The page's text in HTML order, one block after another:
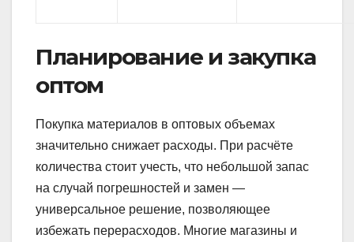
Планирование и закупка
оптом
Покупка материалов в оптовых объемах
значительно снижает расходы. При расчёте
количества стоит учесть, что небольшой запас
на случай погрешностей и замен —
универсальное решение, позволяющее
избежать перерасходов. Многие магазины и